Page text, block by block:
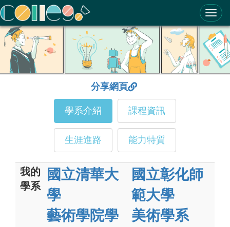
ColleGo! 大學選才與高中育才輔助系統
分享網頁
學系介紹 課程資訊
生涯進路 能力特質
我的
學系
國立清華大
學
藝術學院學
國立彰化師
範大學
美術學系